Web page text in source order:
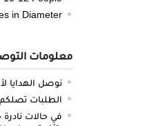
in Diameter
معلومات
نوصل الهدايا لأكثر من 25 عاما لذا نحن ملتزمون
الطلبات
في حالات